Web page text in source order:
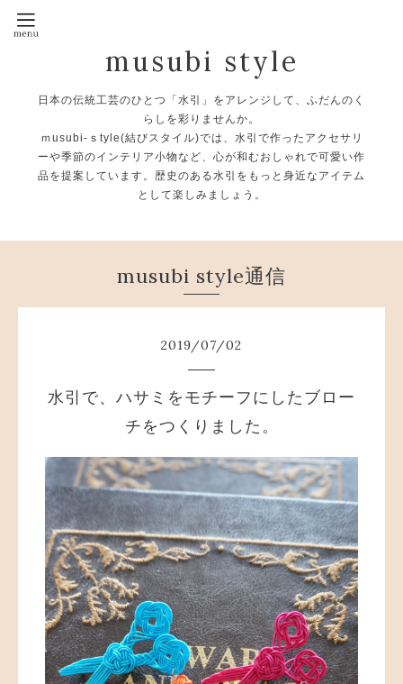
musubi style
日本の伝統工芸のひとつ「水引」をアレンジして、ふだんのく
らしを彩りませんか。
ｍusubi-ｓtyle(結びスタイル)では、水引で作ったアクセサリ
ーや季節のインテリア小物など、心が和むおしゃれで可愛い作
品を提案しています。歴史のある水引をもっと身近なアイテム
として楽しみましょう。
musubi style通信
2019/07/02
水引で、ハサミをモチーフにしたブロー
チをつくりました。